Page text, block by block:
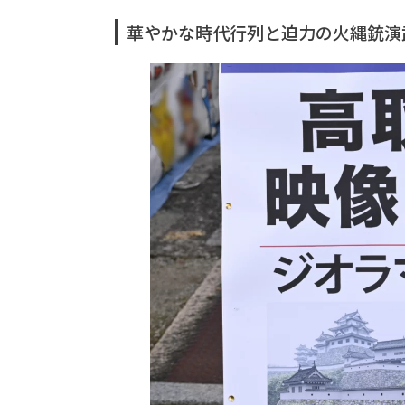
華やかな時代行列と迫力の火縄銃